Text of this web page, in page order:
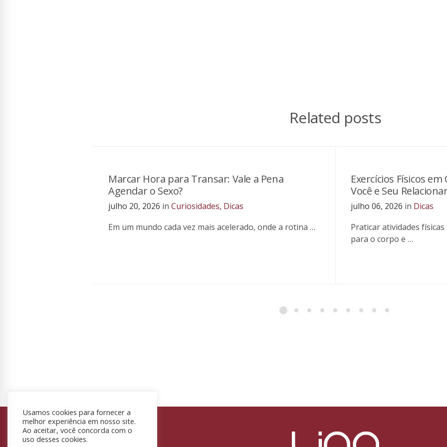
Related posts
Marcar Hora para Transar: Vale a Pena
Agendar o Sexo?
julho 20, 2026 in Curiosidades, Dicas
Em um mundo cada vez mais acelerado, onde a rotina …
Exercícios Físicos
Você e Seu
julho 06, 2026 in Dicas
Praticar atividades
para o corpo e …
Informações de contato:
WhatsApp: 041 98522-6390
Usamos cookies para fornecer a
melhor experiência em nosso site.
Ao aceitar, você concorda com o
uso desses cookies.